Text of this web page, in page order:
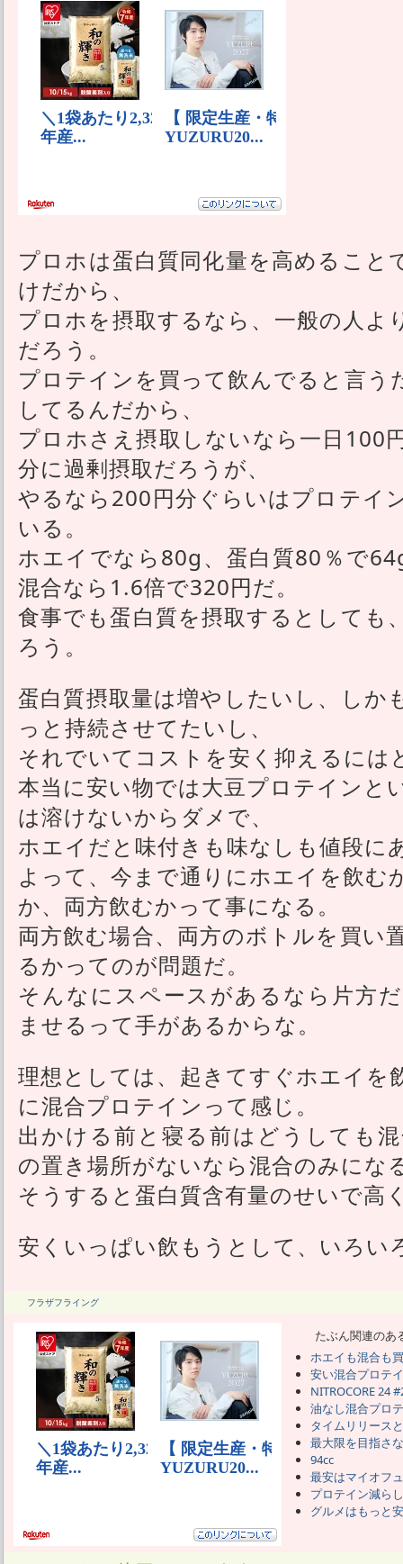
プロホは蛋白質同化量を高めること
けだから、
プロホを摂取するなら、一般の人よ
だろう。
プロテインを買って飲んでると言う
してるんだから、
プロホさえ摂取しないなら一日100
分に過剰摂取だろうが、
やるなら200円分ぐらいはプロテイ
いる。
ホエイでなら80g、蛋白質80％で
混合なら1.6倍で320円だ。
食事でも蛋白質を摂取するとしても
ろう。
蛋白質摂取量は増やしたいし、しか
っと持続させてたいし、
それでいてコストを安く抑えるには
本当に安い物では大豆プロテインと
は溶けないからダメで、
ホエイだと味付きも味なしも値段に
よって、今まで通りにホエイを飲む
か、両方飲むかって事になる。
両方飲む場合、両方のボトルを買い
るかってのが問題だ。
そんなにスペースがあるなら片方
ませるって手があるからな。
理想としては、起きてすぐホエイを
に混合プロテインって感じ。
出かける前と寝る前はどうしても
の置き場所がないなら混合のみにな
そうすると蛋白質含有量のせいで高
安くいっぱい飲もうとして、いろい
フラザフライング
たぶん関連のあ
ホエイも混合も
安い混合プロテ
NITROCORE 24
油なし混合プロ
タイムリリース
最大限を目指さ
94cc
最安はマイオフ
プロテイン減ら
グルメはもっと